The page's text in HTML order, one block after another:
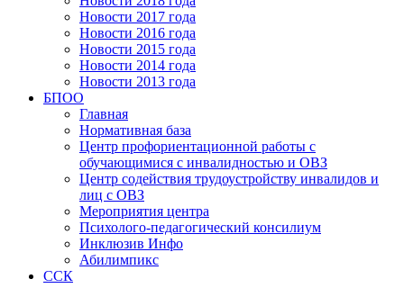
Новости 2017 года
Новости 2016 года
Новости 2015 года
Новости 2014 года
Новости 2013 года
БПОО
Главная
Нормативная база
Центр профориентационной работы с
обучающимися с инвалидностью и ОВЗ
Центр содействия трудоустройству инвалидов и
лиц с ОВЗ
Мероприятия центра
Психолого-педагогический консилиум
Инклюзив Инфо
Абилимпикс
ССК